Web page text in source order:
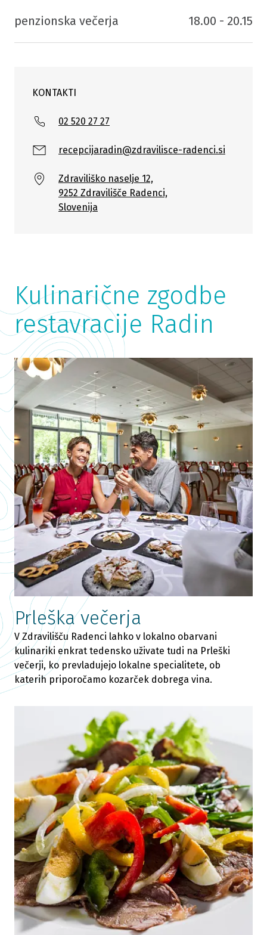
penzionska večerja 18.00 - 20.15
KONTAKTI
02 520 27 27
recepcijaradin@zdravilisce-radenci.si
Zdraviliško naselje 12,
9252 Zdravilišče Radenci,
Slovenija
Kulinarične zgodbe
restavracije Radin
Prleška večerja
V Zdravilišču Radenci lahko v lokalno obarvani
kulinariki enkrat tedensko uživate tudi na Prleški
večerji, ko prevladujejo lokalne specialitete, ob
katerih priporočamo kozarček dobrega vina.